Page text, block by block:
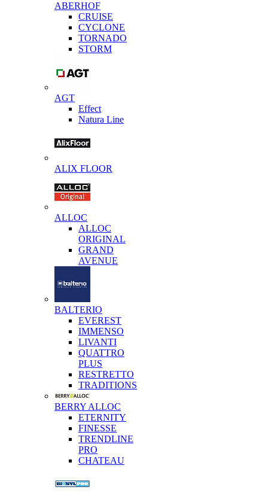
ABERHOF
CRUISE
CYCLONE
TORNADO
STORM
AGT
Effect
Natura Line
ALIX FLOOR
ALLOC
ALLOC
ORIGINAL
GRAND
AVENUE
BALTERIO
EVEREST
IMMENSO
LIVANTI
QUATTRO
PLUS
RESTRETTO
TRADITIONS
BERRY ALLOC
ETERNITY
FINESSE
TRENDLINE
PRO
CHATEAU